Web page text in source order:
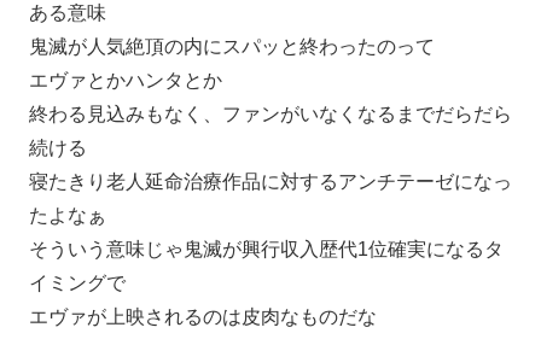
ある意味
鬼滅が人気絶頂の内にスパッと終わったのって
エヴァとかハンタとか
終わる見込みもなく、ファンがいなくなるまでだらだら
続ける
寝たきり老人延命治療作品に対するアンチテーゼになっ
たよなぁ
そういう意味じゃ鬼滅が興行収入歴代1位確実になるタ
イミングで
エヴァが上映されるのは皮肉なものだな